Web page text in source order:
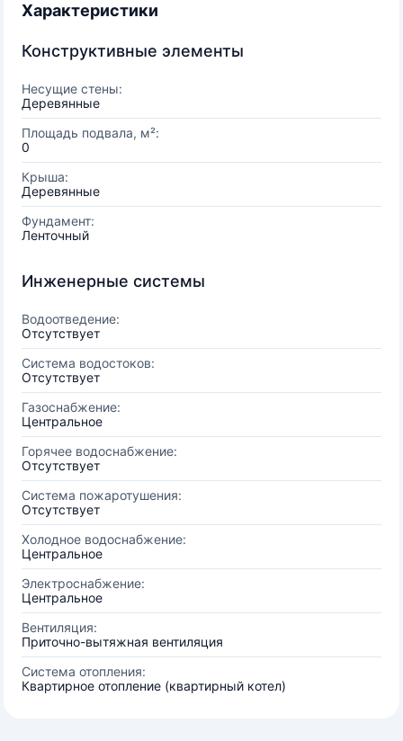
Характеристики
Конструктивные элементы
Несущие стены:
Деревянные
Площадь подвала, м²:
0
Крыша:
Деревянные
Фундамент:
Ленточный
Инженерные системы
Водоотведение:
Отсутствует
Система водостоков:
Отсутствует
Газоснабжение:
Центральное
Горячее водоснабжение:
Отсутствует
Система пожаротушения:
Отсутствует
Холодное водоснабжение:
Центральное
Электроснабжение:
Центральное
Вентиляция:
Приточно-вытяжная вентиляция
Система отопления:
Квартирное отопление (квартирный котел)